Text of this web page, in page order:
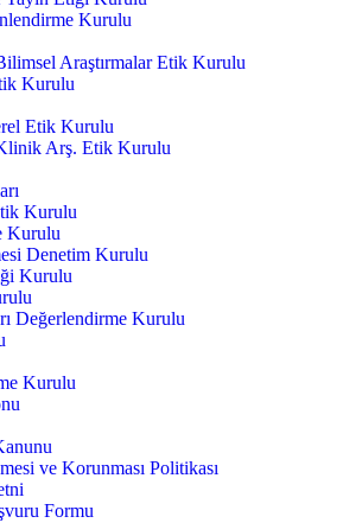
Kurulu
Araştırmalar Etik Kurulu
Kurulu
Etik Kurulu
Arş. Etik Kurulu
Kurulu
Kurulu
Denetim Kurulu
Kurulu
Değerlendirme Kurulu
Kurulu
ve Korunması Politikası
Formu